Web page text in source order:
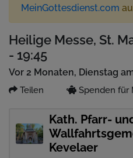
MeinGottesdienst.com
Heilige Messe, St.
- 19:45
Vor 2 Monaten, Dienstag
Teilen Spenden für
Kath. Pfarr-
Kevelaer